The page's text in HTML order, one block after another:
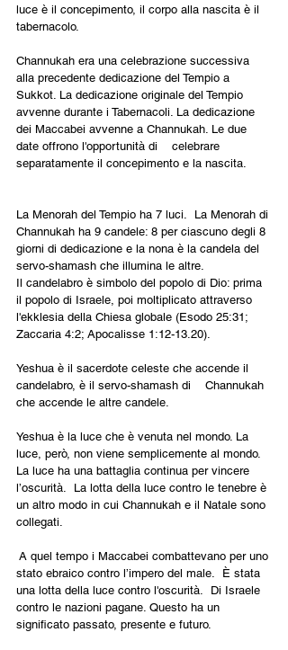
luce è il concepimento, il corpo alla nascita è il
tabernacolo.
Channukah era una celebrazione successiva
alla precedente dedicazione del Tempio a
Sukkot. La dedicazione originale del Tempio
avvenne durante i Tabernacoli. La dedicazione
dei Maccabei avvenne a Channukah. Le due
date offrono l'opportunità di    celebrare
separatamente il concepimento e la nascita.
La Menorah del Tempio ha 7 luci.  La Menorah di
Channukah ha 9 candele: 8 per ciascuno degli 8
giorni di dedicazione e la nona è la candela del
servo-shamash che illumina le altre.
Il candelabro è simbolo del popolo di Dio: prima
il popolo di Israele, poi moltiplicato attraverso
l'ekklesia della Chiesa globale (Esodo 25:31;
Zaccaria 4:2; Apocalisse 1:12-13.20).
Yeshua è il sacerdote celeste che accende il
candelabro, è il servo-shamash di    Channukah
che accende le altre candele.
Yeshua è la luce che è venuta nel mondo. La
luce, però, non viene semplicemente al mondo.
La luce ha una battaglia continua per vincere
l’oscurità.  La lotta della luce contro le tenebre è
un altro modo in cui Channukah e il Natale sono
collegati.
A quel tempo i Maccabei combattevano per uno
stato ebraico contro l’impero del male.  È stata
una lotta della luce contro l'oscurità.  Di Israele
contro le nazioni pagane. Questo ha un
significato passato, presente e futuro.